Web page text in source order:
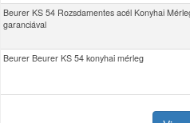
Beurer KS 54 Rozsdamentes acél Konyhai
garanciával
Beurer Beurer KS 54 konyhai mérleg